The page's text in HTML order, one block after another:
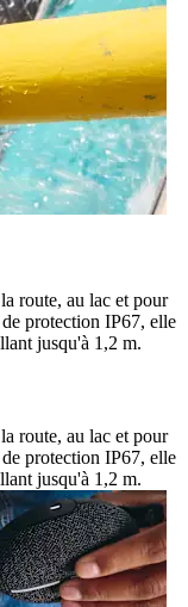
route, au lac et pour
protection IP67, elle
jusqu'à 1,2 m.
route, au lac et pour
protection IP67, elle
jusqu'à 1,2 m.